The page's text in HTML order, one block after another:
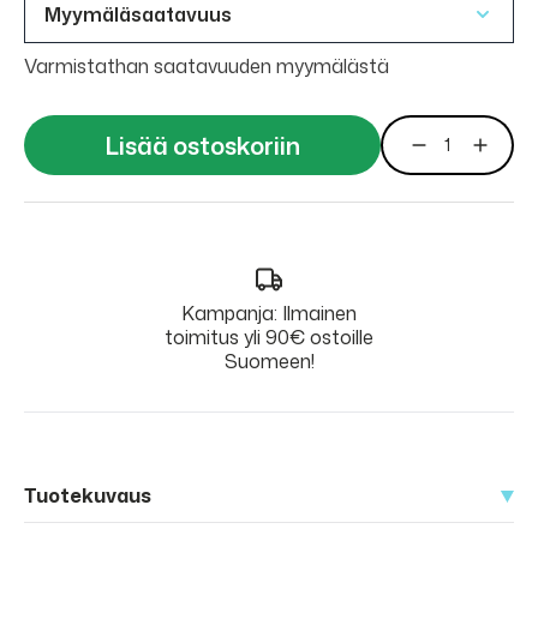
Myymäläsaatavuus
Varmistathan saatavuuden myymälästä
Lisää ostoskoriin
Kampanja: Ilmainen
toimitus yli 90€ ostoille
Suomeen!
Tuotekuvaus